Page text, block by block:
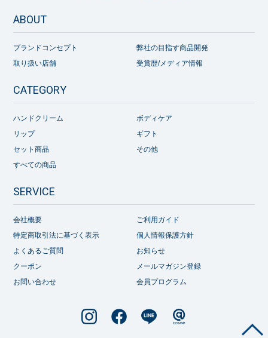
ABOUT
ブランドコンセプト
弊社の目指す商品開発
取り扱い店舗
受賞歴/メディア情報
CATEGORY
ハンドクリーム
ボディケア
リップ
ギフト
セット商品
その他
すべての商品
SERVICE
会社概要
ご利用ガイド
特定商取引法に基づく表示
個人情報保護方針
よくあるご質問
お知らせ
クーポン
メールマガジン登録
お問い合わせ
会員プログラム